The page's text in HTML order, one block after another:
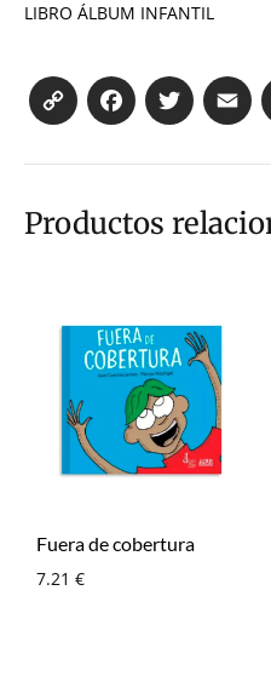
LIBRO ÁLBUM INFANTIL
Co
py
Li
nk
Fa
ce
bo
ok
T
wi
tte
r
Productos
Fuera de cobertura
7.21 €